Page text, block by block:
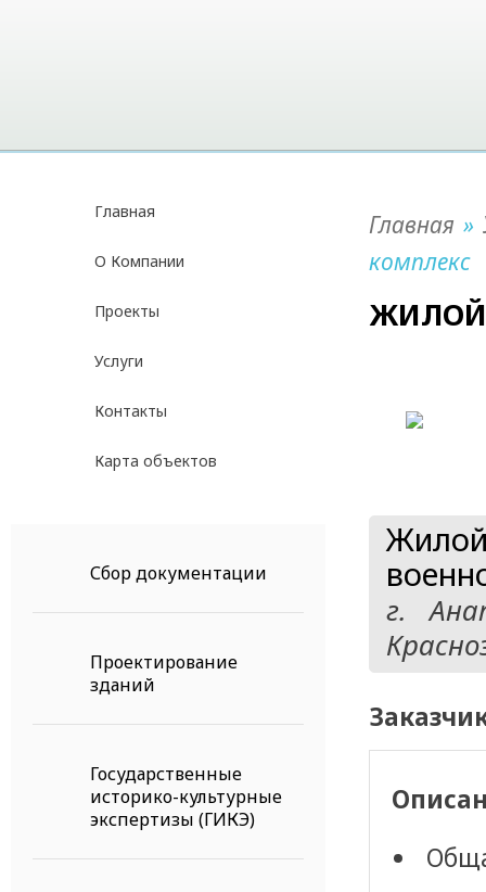
Главная
О Компании
Проекты
Услуги
Контакты
Карта объектов
Сбор документации
Проектирование
зданий
Государственные
историко-культурные
экспертизы (ГИКЭ)
Главная »
комплекс
ЖИЛОЙ
г.